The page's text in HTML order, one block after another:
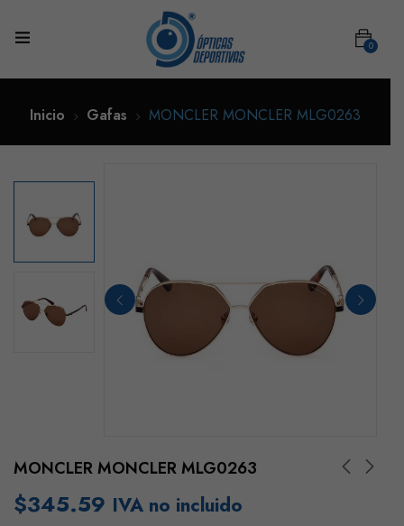
0
Inicio Gafas MONCLER MONCLER MLG0263
MONCLER MONCLER MLG0263
$345.59 IVA no incluido